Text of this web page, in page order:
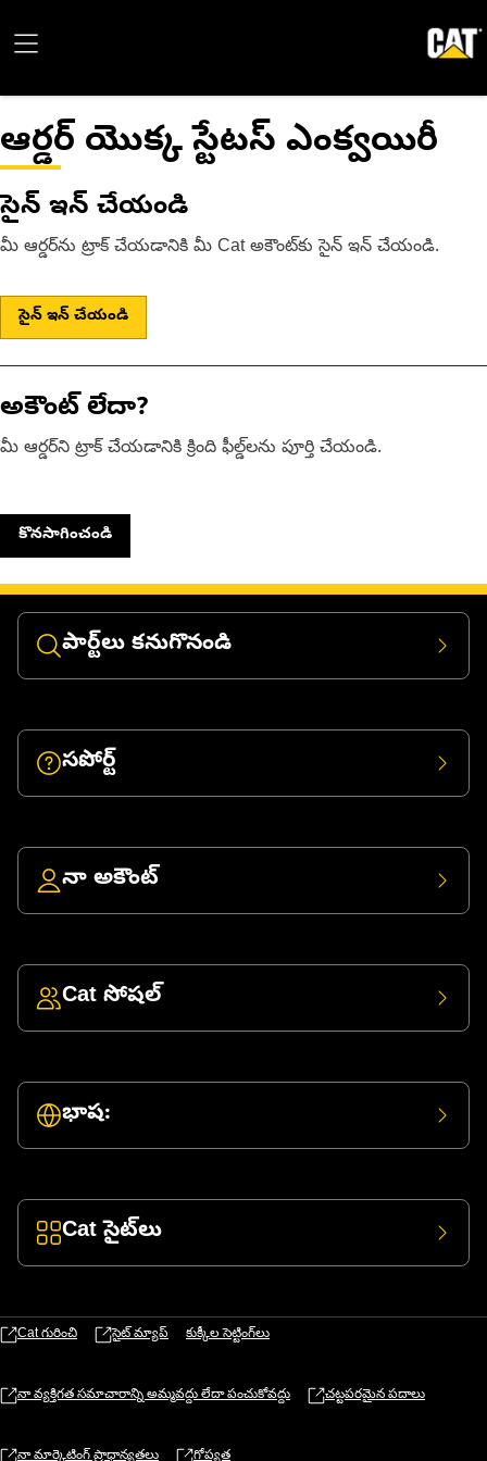
ఆర్డర్ యొక్క స్టేటస్ ఎంక్వయిరీ
సైన్ ఇన్ చేయండి
మీ ఆర్డర్‌ను ట్రాక్ చేయడానికి మీ Cat అకౌంట్‌కు సైన్ ఇన్ చేయండి.
సైన్ ఇన్ చేయండి
అకౌంట్ లేదా?
మీ ఆర్డర్‌ని ట్రాక్ చేయడానికి క్రింది ఫీల్డ్‌లను పూర్తి చేయండి.
కొనసాగించండి
పార్ట్‌లు కనుగొనండి
సపోర్ట్
నా అకౌంట్
Cat సోషల్
భాష:
Cat సైట్‌లు
Cat గురించి సైట్ మ్యాప్ కుక్కీల సెట్టింగ్‌లు
నా వ్యక్తిగత సమాచారాన్ని అమ్మవద్దు లేదా పంచుకోవద్దు చట్టపరమైన పదాలు
నా మార్కెటింగ్ ప్రాధాన్యతలు గోప్యత